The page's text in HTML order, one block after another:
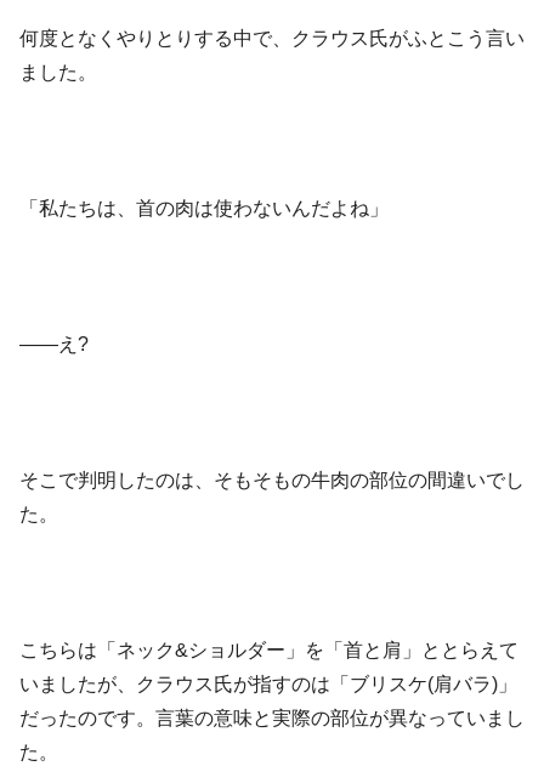
何度となくやりとりする中で、クラウス氏がふとこう言い
ました。
「私たちは、首の肉は使わないんだよね」
——え?
そこで判明したのは、そもそもの牛肉の部位の間違いでし
た。
こちらは「ネック&ショルダー」を「首と肩」ととらえて
いましたが、クラウス氏が指すのは「ブリスケ(肩バラ)」
だったのです。言葉の意味と実際の部位が異なっていまし
た。